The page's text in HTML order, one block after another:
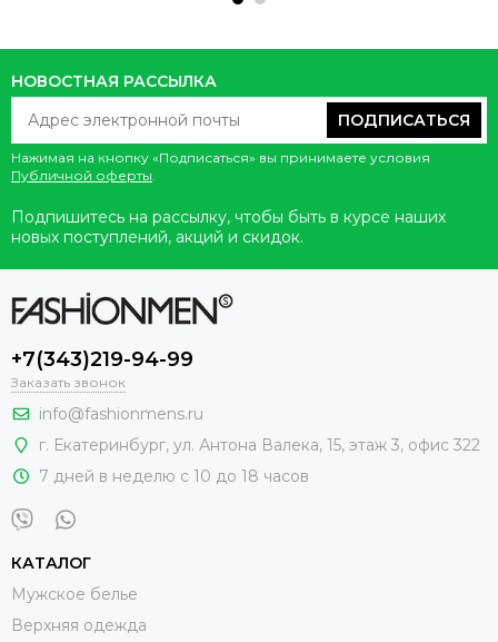
НОВОСТНАЯ РАССЫЛКА
ПОДПИСАТЬСЯ
Нажимая на кнопку «Подписаться» вы принимаете условия
Публичной оферты
Подпишитесь на рассылку, чтобы быть в курсе наших
новых поступлений, акций и скидок.
+7(343)219-94-99
Заказать звонок
info@fashionmens.ru
г. Екатеринбург, ул. Антона Валека, 15, этаж 3, офис 322
7 дней в неделю с 10 до 18 часов
КАТАЛОГ
Мужское белье
Верхняя одежда